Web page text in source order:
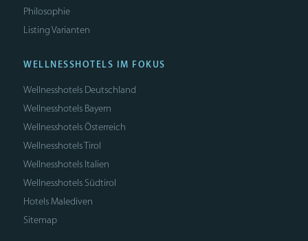
Philosophie
Listing Varianten
WELLNESSHOTELS IM FOKUS
Wellnesshotels Deutschland
Wellnesshotels Bayern
Wellnesshotels Österreich
Wellnesshotels Tirol
Wellnesshotels Italien
Wellnesshotels Südtirol
Hotels Malediven
Sitemap